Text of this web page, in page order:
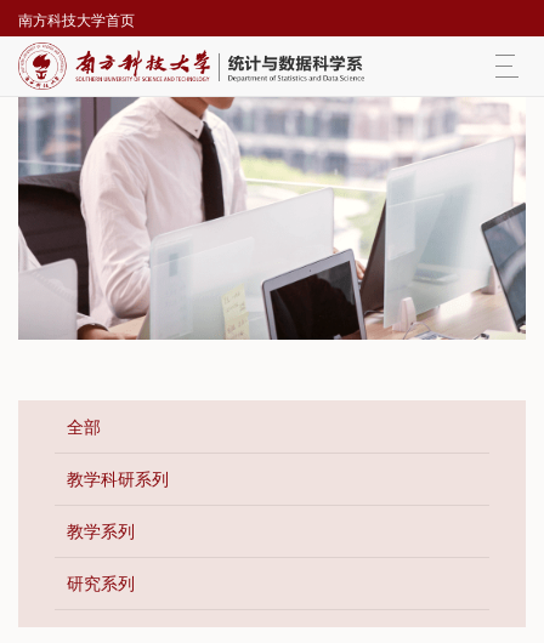
南方科技大学首页
全部
教学科研系列
教学系列
研究系列